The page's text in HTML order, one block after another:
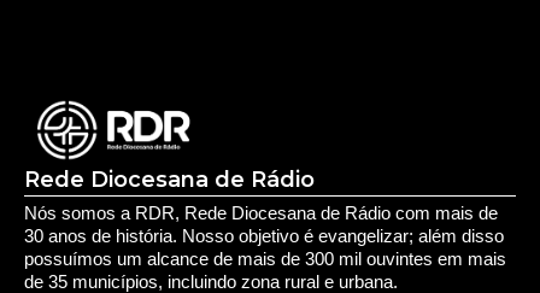
Rede Diocesana de Rádio
Nós somos a RDR, Rede Diocesana de Rádio com mais de
30 anos de história. Nosso objetivo é evangelizar; além disso
possuímos um alcance de mais de 300 mil ouvintes em mais
de 35 municípios, incluindo zona rural e urbana.